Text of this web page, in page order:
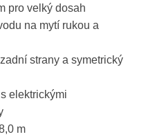
pro velký dosah
na mytí rukou a
strany a symetrický
elektrickými
m